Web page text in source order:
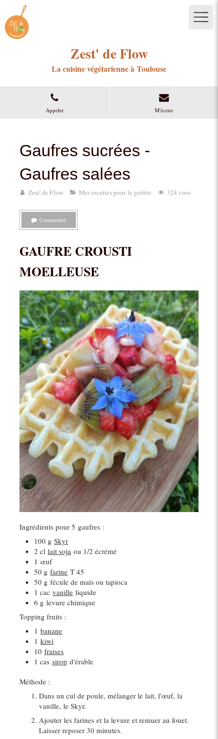
Zest' de Flow
La cuisine végétarienne à Toulouse
Appeler M'écrire
Gaufres sucrées -
Gaufres salées
Zest' de Flow Mes recettes pour le goûter 324 vues
Commenter
GAUFRE CROUSTI
MOELLEUSE
Ingrédients pour 5 gaufres :
100 g Skyr
2 cl lait soja ou 1/2 écrémé
1 œuf
50 g farine T 45
50 g fécule de maïs ou tapioca
1 cac vanille liquide
6 g levure chimique
Topping fruits :
1 banane
1 kiwi
10 fraises
1 cas sirop d'érable
Méthode :
Dans un cul de poule, mélanger le lait, l'œuf, la
vanille, le Skyr.
Ajouter les farines et la levure et remuer au fouet.
Laisser reposer 30 minutes.